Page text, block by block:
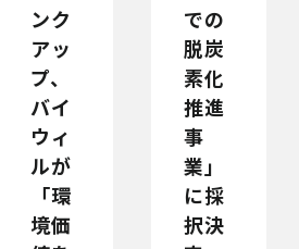
ンク
アッ
プ、
バイ
ウィ
ルが
「環
境価
での
脱炭
素化
推進
事
業」
に採
択決